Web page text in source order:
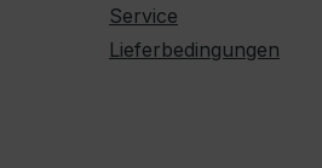
Service
Lieferbedingungen